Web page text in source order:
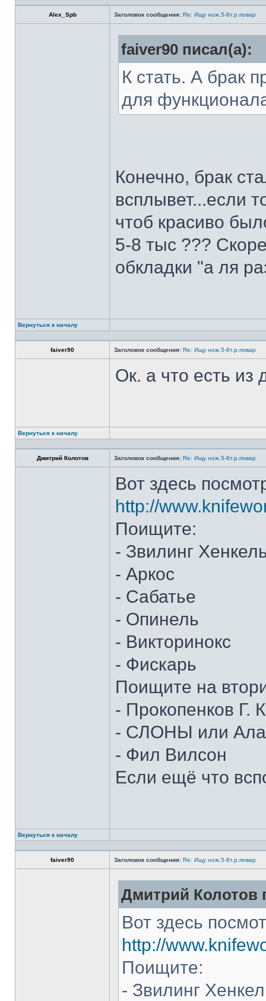
Alex_Spb Заголовок сообщения: Re: Ищу нож.5-8т.р.повар
faiver90 писал(а):
К стать. А брак
для
Конечно, брак
всплывет...если
чтоб красиво
5-8 тыс ???
обкладки "а ля
Вернуться к началу
faiver90 Заголовок сообщения: Re: Ищу нож.5-8т.р.повар
Ок. а что есть из
Вернуться к началу
Дмитрий Колотов Заголовок сообщения: Re: Ищу нож.5-8т.р.повар
Вот здесь
http://
Поищите:
- Звилинг
- Аркос
- Сабатье
- Опинель
- Викторинокс
- Фискарь
Поищите на
- Прокопенков Г.
- СЛОНЫ или
- Фил Вилсон
Если ещё что
Вернуться к началу
faiver90 Заголовок сообщения: Re: Ищу нож.5-8т.р.повар
Дмитрий Колотов
Вот здесь
http://
Поищите:
- Звилинг